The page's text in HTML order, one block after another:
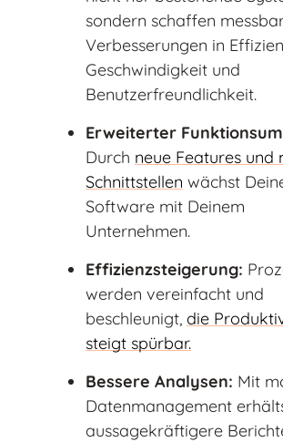
sondern schaffen
Verbesserungen in
Geschwindigkeit und
Benutzerfreundlichkeit.
Erweiterter
Durch neue Features und
Schnittstellen wächst
Software mit Deinem
Unternehmen.
Effizienzsteigerung:
werden vereinfacht und
beschleunigt, die
steigt spürbar.
Bessere Analysen: Mit
Datenmanagement
aussagekräftigere